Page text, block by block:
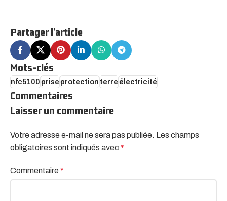
Partager l'article
Mots-clés
nfc5100priseprotectionterreélectricité
Commentaires
Laisser un commentaire
Votre adresse e-mail ne sera pas publiée. Les champs
obligatoires sont indiqués avec *
Commentaire*
Alternative: